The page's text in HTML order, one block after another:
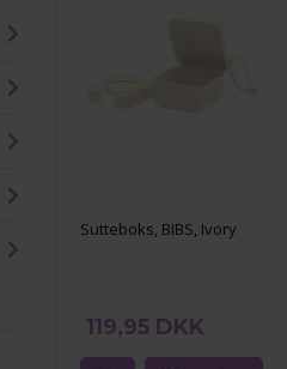
Sutteboks, BIBS, Ivory
119,95 DKK